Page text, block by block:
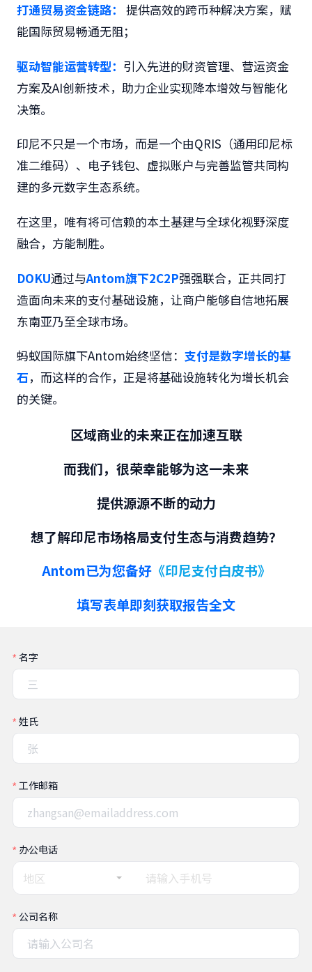
打通贸易资金链路： 提供高效的跨币种解决方案，赋
能国际贸易畅通无阻；
驱动智能运营转型： 引入先进的财资管理、营运资金
方案及AI创新技术，助力企业实现降本增效与智能化
决策。
印尼不只是一个市场，而是一个由QRIS（通用印尼标
准二维码）、电子钱包、虚拟账户与完善监管共同构
建的多元数字生态系统。
在这里，唯有将可信赖的本土基建与全球化视野深度
融合，方能制胜。
DOKU通过与Antom旗下2C2P强强联合，正共同打
造面向未来的支付基础设施，让商户能够自信地拓展
东南亚乃至全球市场。
蚂蚁国际旗下Antom始终坚信： 支付是数字增长的基
石，而这样的合作，正是将基础设施转化为增长机会
的关键。
区域商业的未来正在加速互联
而我们，很荣幸能够为这一未来
提供源源不断的动力
想了解印尼市场格局支付生态与消费趋势？
Antom已为您备好《印尼支付白皮书》
填写表单即刻获取报告全文
名字
姓氏
工作邮箱
办公电话
地区
公司名称